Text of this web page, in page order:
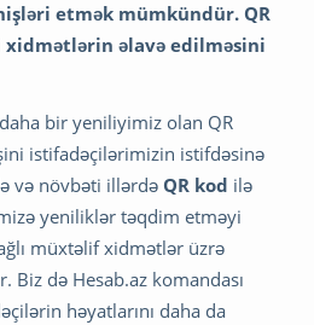
etmək mümkündür. QR
xidmətlərin əlavə edilməsini
bir yeniliyimiz olan QR
istifadəçilərimizin istifdəsinə
və növbəti illərdə QR kod ilə
yeniliklər təqdim etməyi
müxtəlif xidmətlər üzrə
Biz də Hesab.az komandası
həyatlarını daha da